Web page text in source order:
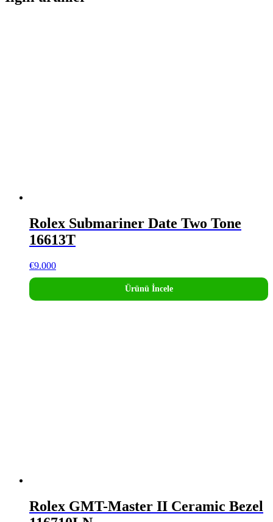
Rolex Submariner Date Two Tone
16613T
€9.000
Ürünü İncele
Rolex GMT-Master II Ceramic Bezel